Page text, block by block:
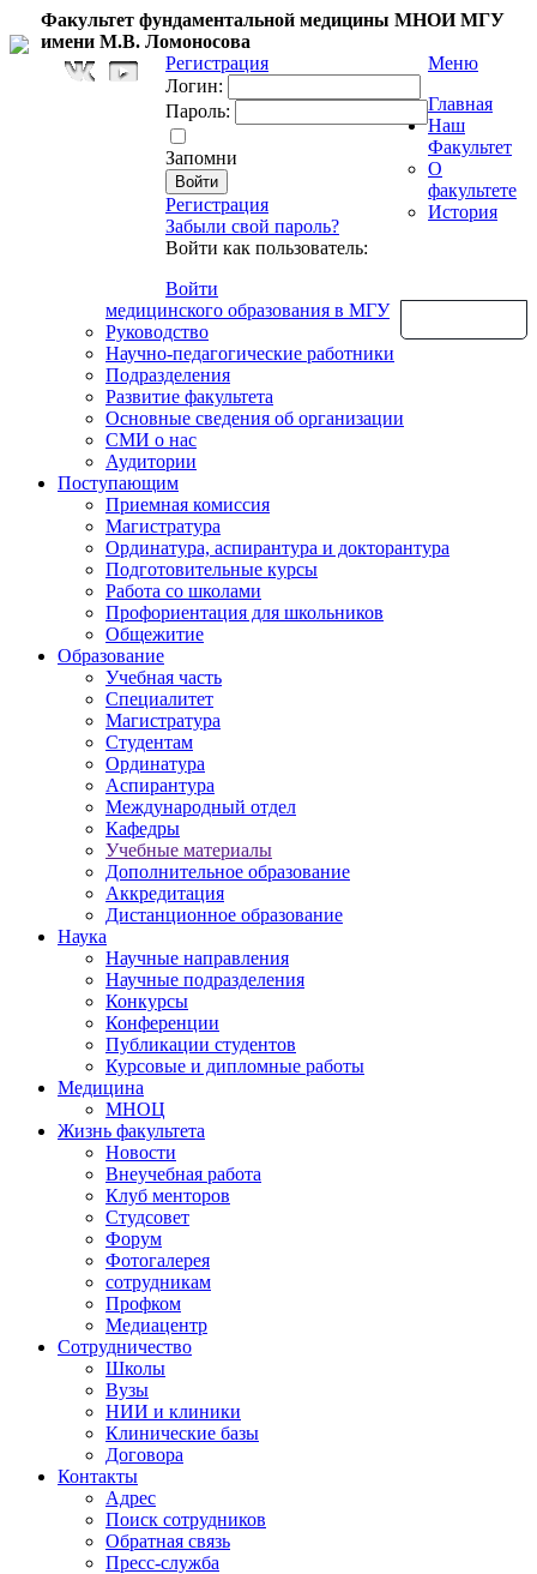
Факультет фундаментальной медицины МНОИ МГУ
имени М.В. Ломоносова
Регистрация
Логин:
Пароль:
Запомни
Регистрация
Забыли свой пароль?
Войти как пользователь:
Войти
Меню
Главная
Наш
Факультет
О
факультете
История
медицинского образования в МГУ
Руководство
Научно-педагогические работники
Подразделения
Развитие факультета
Основные сведения об организации
СМИ о нас
Аудитории
Поступающим
Приемная комиссия
Магистратура
Ординатура, аспирантура и докторантура
Подготовительные курсы
Работа со школами
Профориентация для школьников
Общежитие
Образование
Учебная часть
Специалитет
Магистратура
Студентам
Ординатура
Аспирантура
Международный отдел
Кафедры
Учебные материалы
Дополнительное образование
Аккредитация
Дистанционное образование
Наука
Научные направления
Научные подразделения
Конкурсы
Конференции
Публикации студентов
Курсовые и дипломные работы
Медицина
МНОЦ
Жизнь факультета
Новости
Внеучебная работа
Клуб менторов
Студсовет
Форум
Фотогалерея
сотрудникам
Профком
Медиацентр
Сотрудничество
Школы
Вузы
НИИ и клиники
Клинические базы
Договора
Контакты
Адрес
Поиск сотрудников
Обратная связь
Пресс-служба